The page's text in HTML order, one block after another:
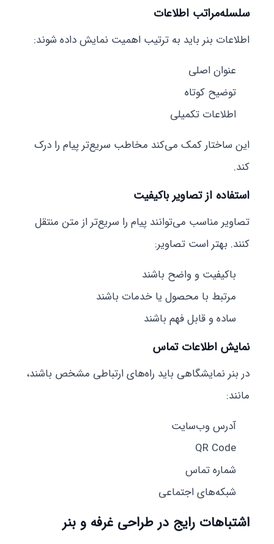
سلسله‌مراتب اطلاعات
اطلاعات بنر باید به ترتیب اهمیت نمایش داده شوند:
عنوان اصلی
توضیح کوتاه
اطلاعات تکمیلی
این ساختار کمک می‌کند مخاطب سریع‌تر پیام را درک
کند.
استفاده از تصاویر باکیفیت
تصاویر مناسب می‌توانند پیام را سریع‌تر از متن منتقل
کنند. بهتر است تصاویر:
باکیفیت و واضح باشند
مرتبط با محصول یا خدمات باشند
ساده و قابل فهم باشند
نمایش اطلاعات تماس
در بنر نمایشگاهی باید راه‌های ارتباطی مشخص باشند،
مانند:
آدرس وب‌سایت
QR Code
شماره تماس
شبکه‌های اجتماعی
اشتباهات رایج در طراحی غرفه و بنر